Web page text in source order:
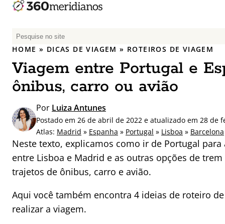
P
e
q
u
i
a
r
p
o
r
:
HOME » DICAS DE VIAGEM » ROTEIROS DE VIAGEM
Viagem entre Portugal e
ônibus, carro ou avião
Por Luiza Antunes
Postado em 26 de abril de 2022 e atualizado em 28 de
Atlas: Madrid » Espanha » Portugal » Lisboa » Barcelona
Neste texto, explicamos como ir de Portugal
entre Lisboa e Madrid e as outras opções de
trajetos de ônibus, carro e avião.
Aqui você também encontra 4 ideias de roteiro
realizar a viagem.